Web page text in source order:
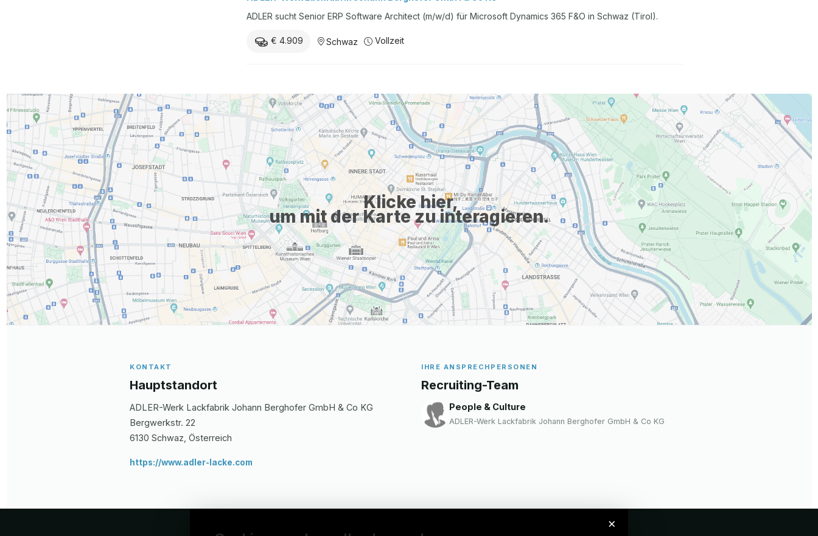
ADLER sucht Senior ERP Software Architect (m/w/d) für Microsoft Dynamics 365 F&O in Schwaz (Tirol).
€ 4.909 Schwaz Vollzeit
Klicke hier,
um mit der Karte zu interagieren.
KONTAKT
Hauptstandort
ADLER-Werk Lackfabrik Johann Berghofer GmbH & Co KG
Bergwerkstr. 22
6130 Schwaz , Österreich
https://www.adler-lacke.com
IHRE ANSPRECHPERSONEN
Recruiting-Team
People & Culture
ADLER-Werk Lackfabrik Johann Berghofer GmbH & Co KG
×